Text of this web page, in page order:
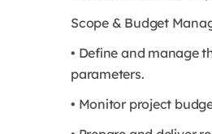
Scope & Budget
• Define and manage
parameters.
• Monitor project